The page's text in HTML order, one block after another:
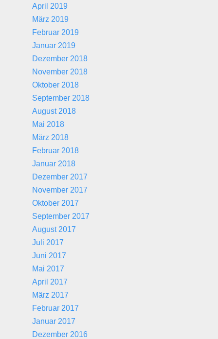
April 2019
März 2019
Februar 2019
Januar 2019
Dezember 2018
November 2018
Oktober 2018
September 2018
August 2018
Mai 2018
März 2018
Februar 2018
Januar 2018
Dezember 2017
November 2017
Oktober 2017
September 2017
August 2017
Juli 2017
Juni 2017
Mai 2017
April 2017
März 2017
Februar 2017
Januar 2017
Dezember 2016